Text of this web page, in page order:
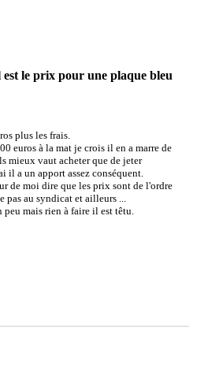
le prix pour une plaque bleu
plus les frais.
euros à la mat je crois il en a marre de
mieux vaut acheter que de jeter
il a un apport assez conséquent.
de moi dire que les prix sont de l'ordre
pas au syndicat et ailleurs ...
peu mais rien à faire il est têtu.